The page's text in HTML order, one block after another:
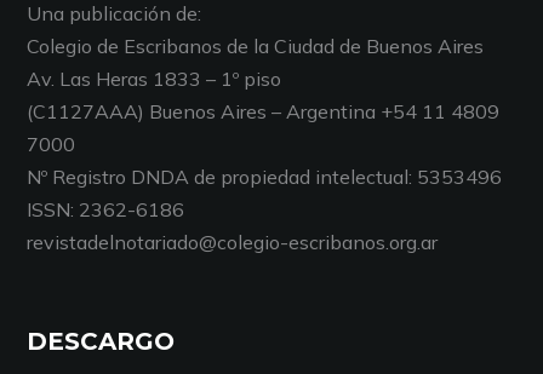
Una publicación de:
Colegio de Escribanos de la Ciudad de Buenos Aires
Av. Las Heras 1833 – 1º piso
(C1127AAA) Buenos Aires – Argentina +54 11 4809
7000
Nº Registro DNDA de propiedad intelectual: 5353496
ISSN: 2362-6186
revistadelnotariado@colegio-escribanos.org.ar
DESCARGO